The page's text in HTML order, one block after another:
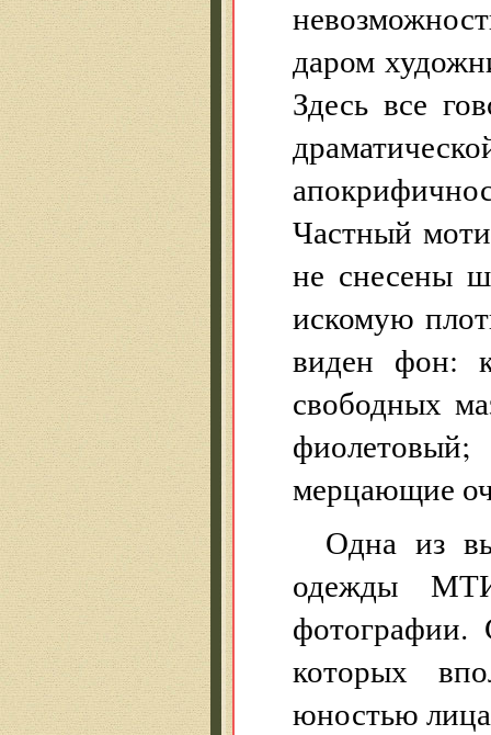
даром
Здесь все
Частный
не снесены
искомую
виден фон:
свободных
мерцающие
Одна из
одежды
фотографии.
которых
юностью